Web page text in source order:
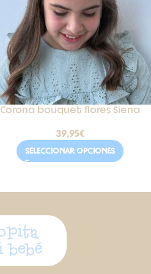
Corona bouquet flores Siena
39,95€
SELECCIONAR OPCIONES